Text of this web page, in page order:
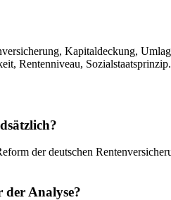
Kapitaldeckung,
Rentenniveau, Sozialstaatsprinzip.
der deutschen
der Analyse?